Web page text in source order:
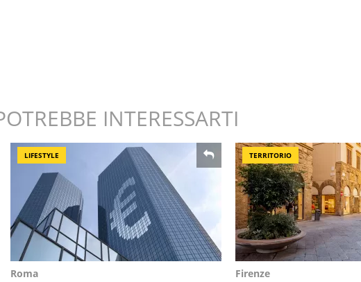
INTERESSARTI
LIFESTYLE
Roma
TERRITORIO
Firenze